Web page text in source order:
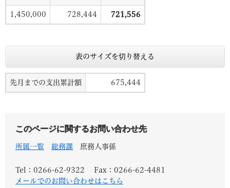
1,450,000 728,444 721,556
表のサイズを切り替える
先月までの支出累計額 675,444
このページに関するお問い合わせ先
所属一覧 総務課 庶務人事係
Tel：0266-62-9322
Fax：0266-62-4481
メールでのお問い合わせはこちら